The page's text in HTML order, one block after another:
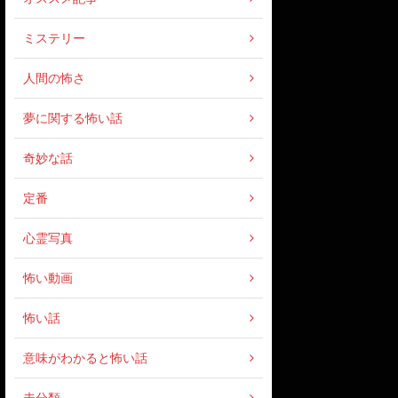
ミステリー
人間の怖さ
夢に関する怖い話
奇妙な話
定番
心霊写真
怖い動画
怖い話
意味がわかると怖い話